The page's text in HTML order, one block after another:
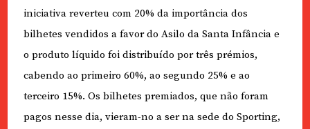
iniciativa reverteu com 20% da importância dos
bilhetes vendidos a favor do Asilo da Santa Infância e
o produto líquido foi distribuído por três prémios,
cabendo ao primeiro 60%, ao segundo 25% e ao
terceiro 15%. Os bilhetes premiados, que não foram
pagos nesse dia, vieram-no a ser na sede do Sporting,